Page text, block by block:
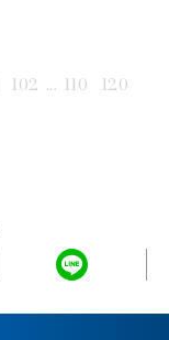
102 ... 110
120